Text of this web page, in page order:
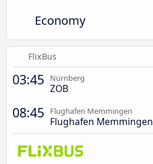
Economy
FlixBus
03:45 Nürnberg
ZOB
08:45 Flughafen Memmingen
Flughafen Memmingen